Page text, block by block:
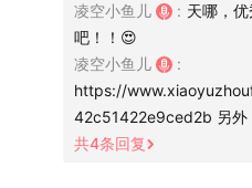
疫情把大学生逼成了数字游民
大家都说工作是冰冷的，我
我把我的个人日程同步给了
认识到的人（生活状态心驰神往）+ 相关付
+案例实操）
todo：
1、多参与线下活动，认
网产品经理，见到了真实
依然把生活与兴趣爱好过
凌空小鱼儿 : 天哪，
吧！！😍
凌空小鱼儿
:
https://
42c51422e9ced2b 另外
共4条回复